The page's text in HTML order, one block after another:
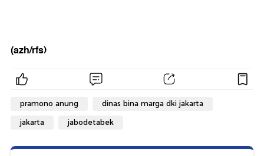
(azh/rfs)
pramono anung dinas bina marga dki jakarta
jakarta jabodetabek